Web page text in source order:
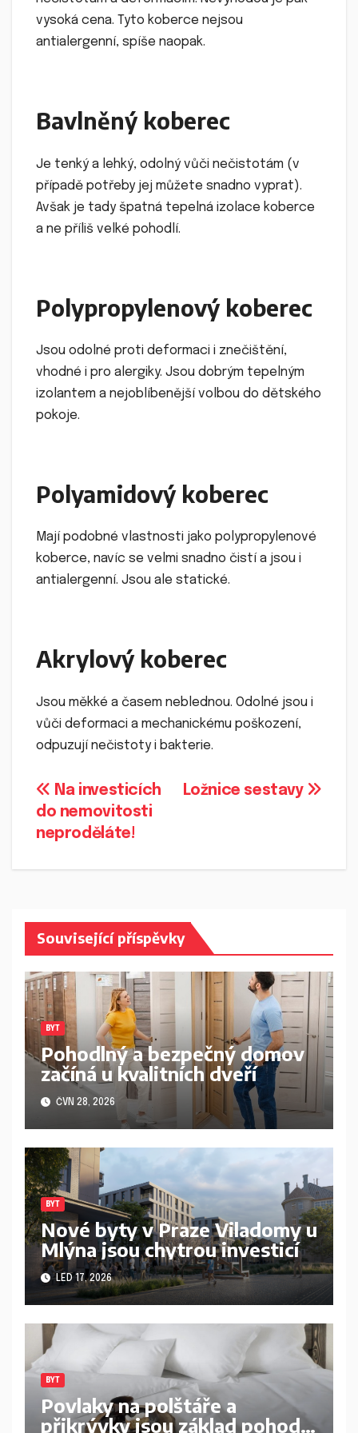
vysoká cena. Tyto koberce nejsou
antialergenní, spíše naopak.
Bavlněný koberec
Je tenký a lehký, odolný vůči nečistotám (v
případě potřeby jej můžete snadno vyprat).
Avšak je tady špatná tepelná izolace koberce
a ne příliš velké pohodlí.
Polypropylenový koberec
Jsou odolné proti deformaci i znečištění,
vhodné i pro alergiky. Jsou dobrým tepelným
izolantem a nejoblíbenější volbou do dětského
pokoje.
Polyamidový koberec
Mají podobné vlastnosti jako polypropylenové
koberce, navíc se velmi snadno čistí a jsou i
antialergenní. Jsou ale statické.
Akrylový koberec
Jsou měkké a časem neblednou. Odolné jsou i
vůči deformaci a mechanickému poškození,
odpuzují nečistoty i bakterie.
Navigace
pro
příspěvek
Ložnice sestavy
Na investicích
do nemovitosti
neproděláte!
Související příspěvky
BYT
Pohodlný a bezpečný domov
začíná u kvalitních dveří
ČVN 28, 2026
BYT
Nové byty v Praze Viladomy u
Mlýna jsou chytrou investicí
LED 17, 2026
BYT
Povlaky na polštáře a
přikrývky jsou základ pohodlí